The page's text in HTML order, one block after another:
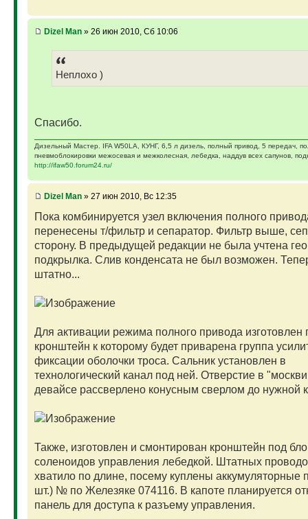
Dizel Man» 26 июн 2010, Сб 10:06
Неплохо )
Спасибо.
Дизельный Мастер. IFA W50LA, КУНГ, 6,5 л дизель, полный привод, 5 передач,
пневмоблокировки межосевая и межколесная, лебедка, наддув всех сапунов,
http://ifaw50.forum24.ru/
Dizel Man» 27 июн 2010, Вс 12:35
Пока комбинируется узел включения полного
перенесены т/фильтр и сепаратор. Фильтр выше,
сторону. В предыдущей редакции не была учтена
подкрылка. Слив конденсата не был возможен.
штатно...
Для активации режима полного привода изготовлен
кронштейн к которому будет приварена группа
фиксации оболочки троса. Сальник установлен в
технологический канал под ней. Отверстие в
девайсе рассверлено конусным сверлом до нужной
Также, изготовлен и смонтирован кронштейн под
соленоидов управления лебедкой. Штатных
хватило по длине, посему куплены аккумуляторные
шт.) № по Железяке 074116. В капоте планируется
панель для доступа к разъему управления.